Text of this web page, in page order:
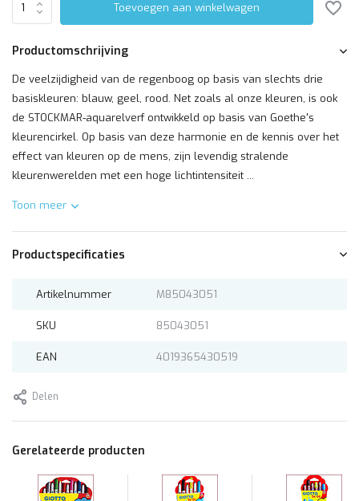
Toevoegen aan winkelwagen
Productomschrijving
De veelzijdigheid van de regenboog op basis van slechts drie
basiskleuren: blauw, geel, rood. Net zoals al onze kleuren, is ook
de STOCKMAR-aquarelverf ontwikkeld op basis van Goethe's
kleurencirkel. Op basis van deze harmonie en de kennis over het
effect van kleuren op de mens, zijn levendig stralende
kleurenwerelden met een hoge lichtintensiteit ...
Toon meer
Productspecificaties
Artikelnummer M85043051
SKU 85043051
EAN 4019365430519
Delen
Gerelateerde producten